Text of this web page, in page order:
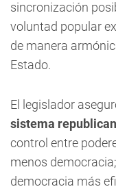
sincronización
voluntad popular
de manera
Estado.
El legislador
sistema
control entre
menos
democracia más